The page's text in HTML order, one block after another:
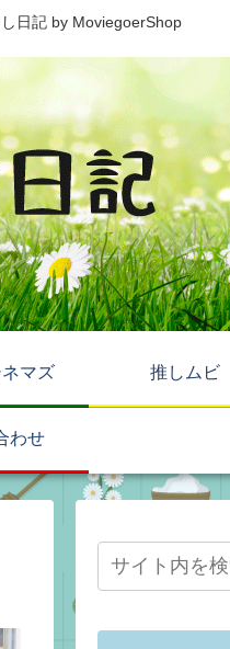
日記 by MoviegoerShop
マズ 推しムビ
わせ